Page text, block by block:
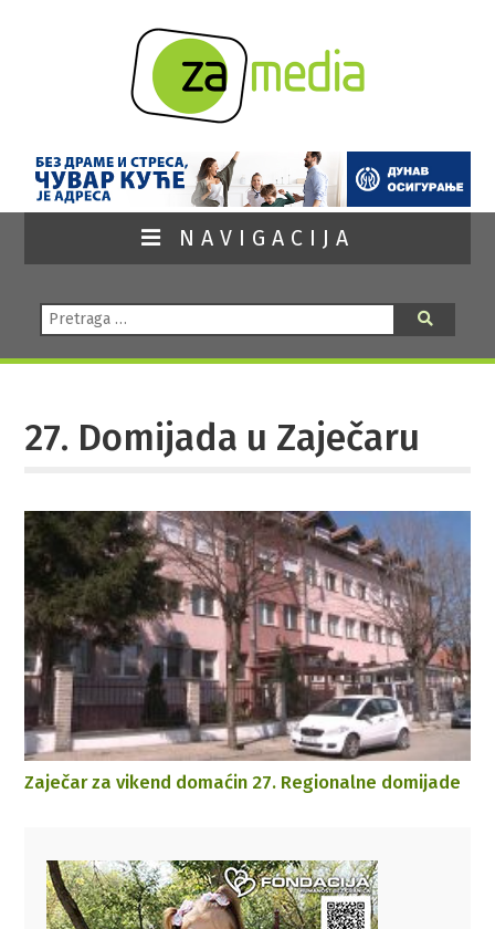
NAVIGACIJA
Pretraga:
27. Domijada u Zaječaru
Zaječar za vikend domaćin 27. Regionalne domijade